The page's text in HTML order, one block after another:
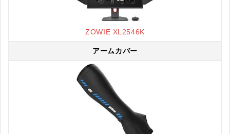
ZOWIE XL2546K
アームカバー